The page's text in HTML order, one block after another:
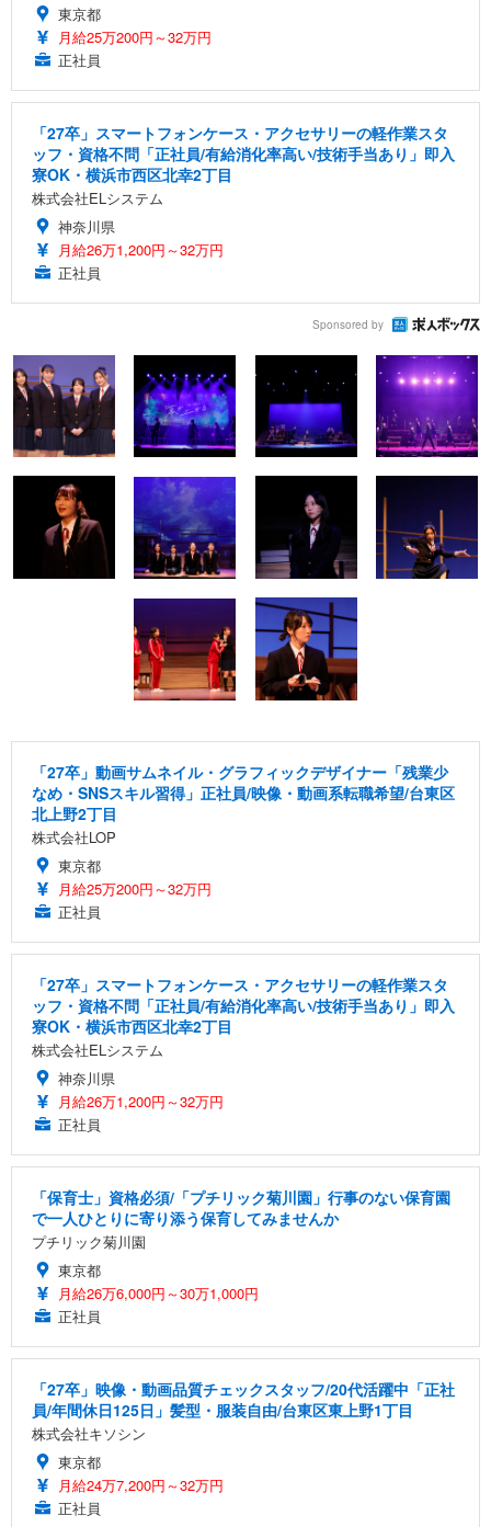
東京都
月給25万200円～32万円
正社員
「27卒」スマートフォンケース・アクセサリーの軽作業スタ
ッフ・資格不問「正社員/有給消化率高い/技術手当あり」即入
寮OK・横浜市西区北幸2丁目
株式会社ELシステム
神奈川県
月給26万1,200円～32万円
正社員
Sponsored by
「27卒」動画サムネイル・グラフィックデザイナー「残業少
なめ・SNSスキル習得」正社員/映像・動画系転職希望/台東区
北上野2丁目
株式会社LOP
東京都
月給25万200円～32万円
正社員
「27卒」スマートフォンケース・アクセサリーの軽作業スタ
ッフ・資格不問「正社員/有給消化率高い/技術手当あり」即入
寮OK・横浜市西区北幸2丁目
株式会社ELシステム
神奈川県
月給26万1,200円～32万円
正社員
「保育士」資格必須/「プチリック菊川園」行事のない保育園
で一人ひとりに寄り添う保育してみませんか
プチリック菊川園
東京都
月給26万6,000円～30万1,000円
正社員
「27卒」映像・動画品質チェックスタッフ/20代活躍中「正社
員/年間休日125日」髪型・服装自由/台東区東上野1丁目
株式会社キソシン
東京都
月給24万7,200円～32万円
正社員